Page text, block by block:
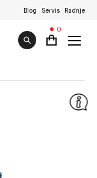
Blog Servis Radnje
0